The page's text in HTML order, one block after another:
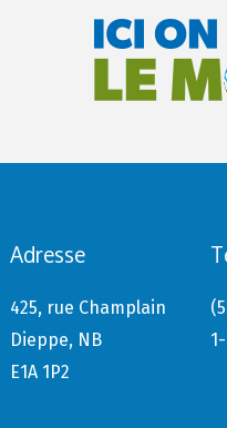
Adresse
425, rue Champlain
Dieppe, NB
E1A 1P2